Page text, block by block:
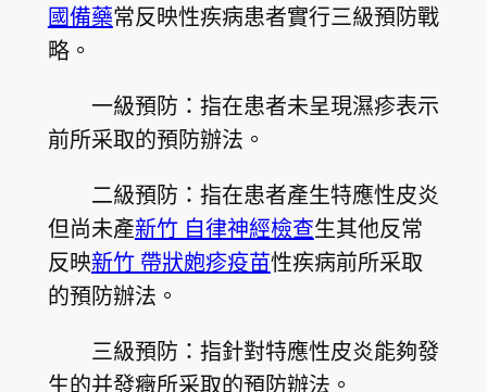
國備藥常反映性疾病患者實行三級預防戰
略。
一級預防：指在患者未呈現濕疹表示
前所采取的預防辦法。
二級預防：指在患者產生特應性皮炎
但尚未產新竹 自律神經檢查生其他反常
反映新竹 帶狀皰疹疫苗性疾病前所采取
的預防辦法。
三級預防：指針對特應性皮炎能夠發
生的并發癥所采取的預防辦法。